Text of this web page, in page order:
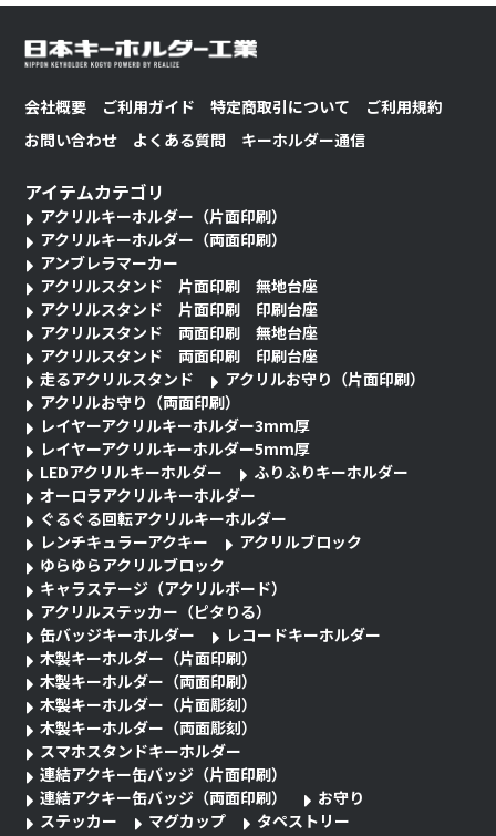
会社概要 ご利用ガイド 特定商取引について
ご利用規約
お問い合わせ
よくある質問 キーホルダー通信
アイテムカテゴリ
アクリルキーホルダー（片面印刷）
アクリルキーホルダー（両面印刷）
アンブレラマーカー
アクリルスタンド 片面印刷 無地台座
アクリルスタンド 片面印刷 印刷台座
アクリルスタンド 両面印刷 無地台座
アクリルスタンド 両面印刷 印刷台座
走るアクリルスタンド
アクリルお守り（片面印刷）
アクリルお守り（両面印刷）
レイヤーアクリルキーホルダー3mm厚
レイヤーアクリルキーホルダー5mm厚
LEDアクリルキーホルダー
ふりふりキーホルダー
オーロラアクリルキーホルダー
ぐるぐる回転アクリルキーホルダー
レンチキュラーアクキー
アクリルブロック
ゆらゆらアクリルブロック
キャラステージ（アクリルボード）
アクリルステッカー（ピタりる）
缶バッジキーホルダー
レコードキーホルダー
木製キーホルダー（片面印刷）
木製キーホルダー（両面印刷）
木製キーホルダー（片面彫刻）
木製キーホルダー（両面彫刻）
スマホスタンドキーホルダー
連結アクキー缶バッジ（片面印刷）
連結アクキー缶バッジ（両面印刷）
お守り
ステッカー
マグカップ
タペストリー